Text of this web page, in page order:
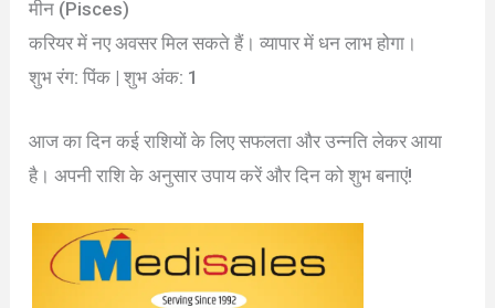
मीन (Pisces)
करियर में नए अवसर मिल सकते हैं। व्यापार में धन लाभ होगा।
शुभ रंग: पिंक | शुभ अंक: 1
आज का दिन कई राशियों के लिए सफलता और उन्नति लेकर आया
है। अपनी राशि के अनुसार उपाय करें और दिन को शुभ बनाएं!